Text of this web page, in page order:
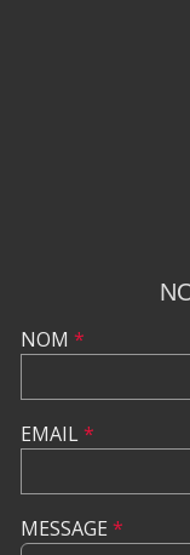
NOM *
EMAIL*
MESSAGE *